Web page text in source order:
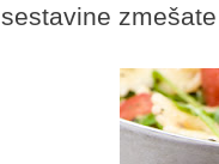
sestavine